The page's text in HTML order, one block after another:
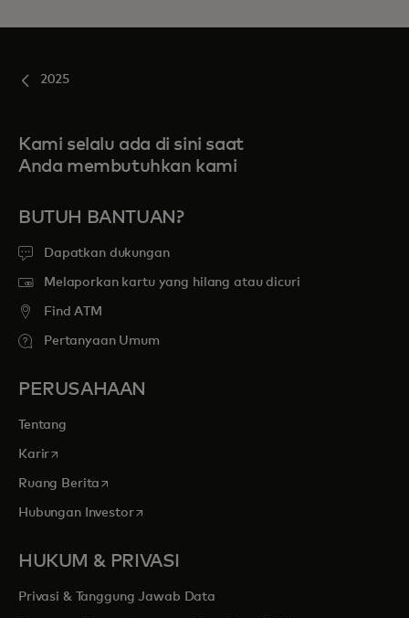
2025
Kami selalu ada di sini saat
Anda membutuhkan kami
BUTUH BANTUAN?
Dapatkan dukungan
Melaporkan kartu yang hilang atau dicuri
Find ATM
Pertanyaan Umum
PERUSAHAAN
Tentang
Kariropens in a new tab
Ruang Berita opens in a new tab
Hubungan Investoropens in a new tab
HUKUM & PRIVASI
Privasi & Tanggung Jawab Data